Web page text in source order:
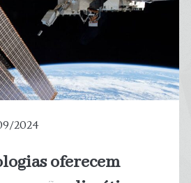
2024
oferecem